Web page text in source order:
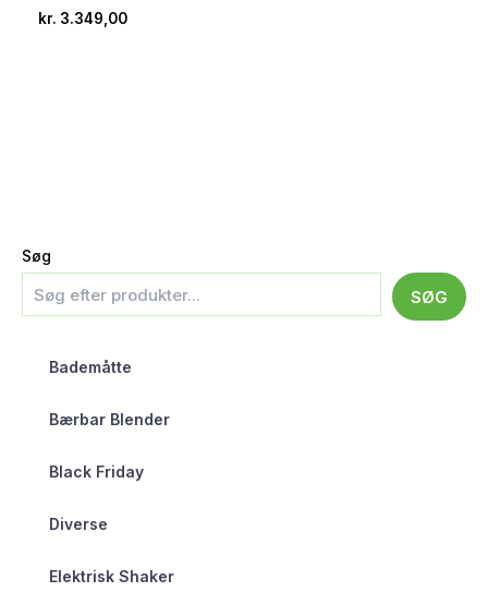
Søg
SØG
Bademåtte
Bærbar Blender
Black Friday
Diverse
Elektrisk Shaker
kr. 3.349,00